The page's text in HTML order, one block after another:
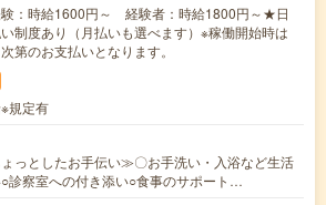
：時給1600円～ 経験者：時給1800円～★日
制度あり（月払いも選べます）※稼働開始時は
第のお支払いとなります。
規定有
っとしたお手伝い≫〇お手洗い・入浴など生活
診察室への付き添い○食事のサポート…